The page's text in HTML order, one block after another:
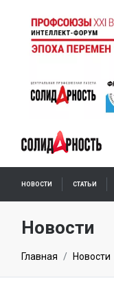
НОВОСТИ СТАТЬИ
ПОДПИСКА
Новости
Главная Новости